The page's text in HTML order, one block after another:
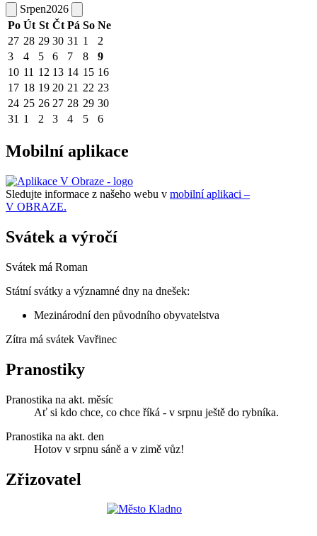
Srpen2026
Po Út St Čt Pá So Ne
27 28 29 30 31 1
2
3
4 5 6 7 8
9
10 11 12 13 14 15 16
17 18 19 20 21 22 23
24 25 26 27 28 29 30
31 1 2 3 4 5 6
Mobilní aplikace
Sledujte informace z našeho webu v mobilní aplikaci –
V OBRAZE.
Svátek a výročí
Svátek má Roman
Státní svátky a významné dny na dnešek:
Mezinárodní den původního obyvatelstva
Zítra má svátek Vavřinec
Pranostiky
Pranostika na akt. měsíc
Ať si kdo chce, co chce říká - v srpnu ještě do rybníka.
Pranostika na akt. den
Hotov v srpnu sáně a v zimě vůz!
Zřizovatel